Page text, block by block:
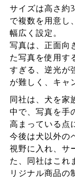
サイズは高さ約
で複数を用意
幅広く設定。
写真は、正面向
た写真を使用す
すぎる、逆光が
が難しく、キャ
同社は、犬を家
中で、写真を手
高まっている点
今後は犬以外の
視野に入れ、サ
た、同社はこれ
リジナル商品の